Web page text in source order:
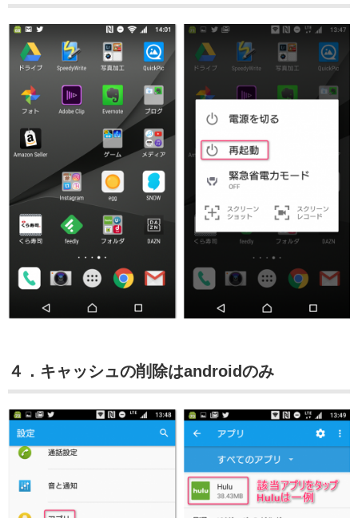
４．キャッシュの削除はandroidのみ